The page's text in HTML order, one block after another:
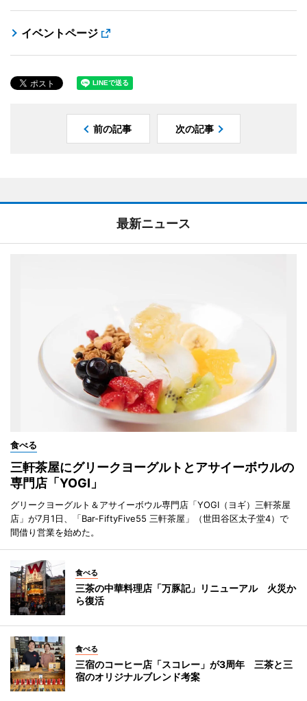
イベントページ
前の記事 次の記事
最新ニュース
食べる
三軒茶屋にグリークヨーグルトとアサイーボウルの
専門店「YOGI」
グリークヨーグルト＆アサイーボウル専門店「YOGI（ヨギ）三軒茶屋
店」が7月1日、「Bar-FiftyFive55 三軒茶屋」（世田谷区太子堂4）で
間借り営業を始めた。
食べる
三茶の中華料理店「万豚記」リニューアル 火災か
ら復活
食べる
三宿のコーヒー店「スコレー」が3周年 三茶と三
宿のオリジナルブレンド考案